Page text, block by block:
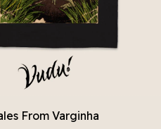
From Varginha